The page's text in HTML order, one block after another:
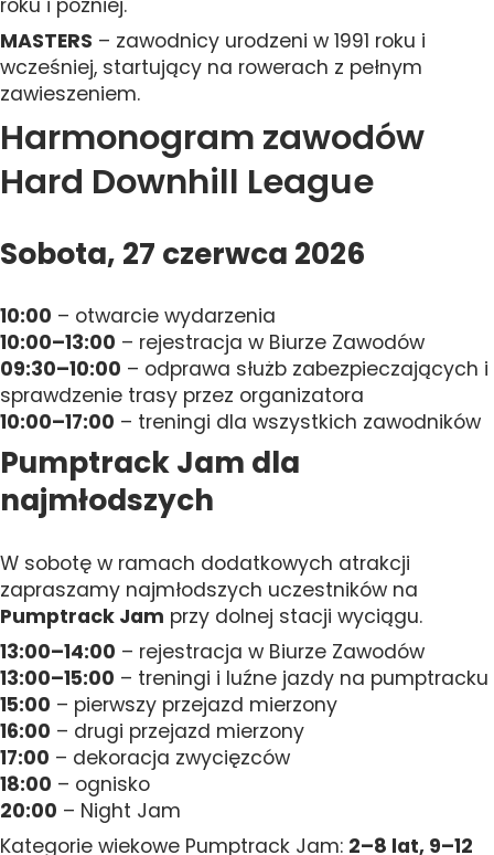
roku i później.
MASTERS – zawodnicy urodzeni w 1991 roku i
wcześniej, startujący na rowerach z pełnym
zawieszeniem.
Harmonogram zawodów
Hard Downhill League
Sobota, 27 czerwca 2026
10:00 – otwarcie wydarzenia
10:00–13:00 – rejestracja w Biurze Zawodów
09:30–10:00 – odprawa służb zabezpieczających i
sprawdzenie trasy przez organizatora
10:00–17:00 – treningi dla wszystkich zawodników
Pumptrack Jam dla
najmłodszych
W sobotę w ramach dodatkowych atrakcji
zapraszamy najmłodszych uczestników na
Pumptrack Jam przy dolnej stacji wyciągu.
13:00–14:00 – rejestracja w Biurze Zawodów
13:00–15:00 – treningi i luźne jazdy na pumptracku
15:00 – pierwszy przejazd mierzony
16:00 – drugi przejazd mierzony
17:00 – dekoracja zwycięzców
18:00 – ognisko
20:00 – Night Jam
Kategorie wiekowe Pumptrack Jam: 2–8 lat, 9–12